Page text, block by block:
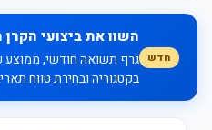
חדש
השוו את ביצועי הקרן
גרף תשואה חודשי, ממוצע
בקטגוריה ובחירת טווח